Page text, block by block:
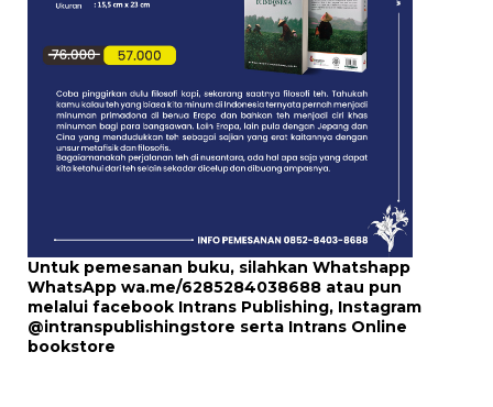
Untuk pemesanan buku, silahkan Whatshapp
WhatsApp wa.me/6285284038688 atau pun
melalui facebook Intrans Publishing, Instagram
@intranspublishingstore serta Intrans Online
bookstore